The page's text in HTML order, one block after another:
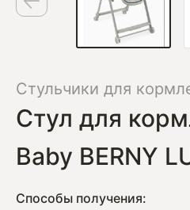
Стульчики для
Стул для
Baby BERNY
Способы получения: